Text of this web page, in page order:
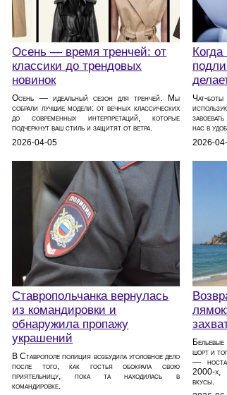
Осень — время тренчей: от
классики до трендовых
новинок
Осень — идеальный сезон для тренчей. Мы
собрали лучшие модели: от вечных классических
до современных интерпретаций, которые
подчеркнут ваш стиль и защитят от ветра.
2026-04-05
Чат-
нас в
2026-
Ставропольчанка вернулась
из командировки и
обнаружила пропажу
украшений
В Ставрополе полиция возбудила уголовное дело
после того, как гостья обокрала свою
приятельницу, пока та находилась в
командировке.
шорт и
—
2000‑х,
вкусы.